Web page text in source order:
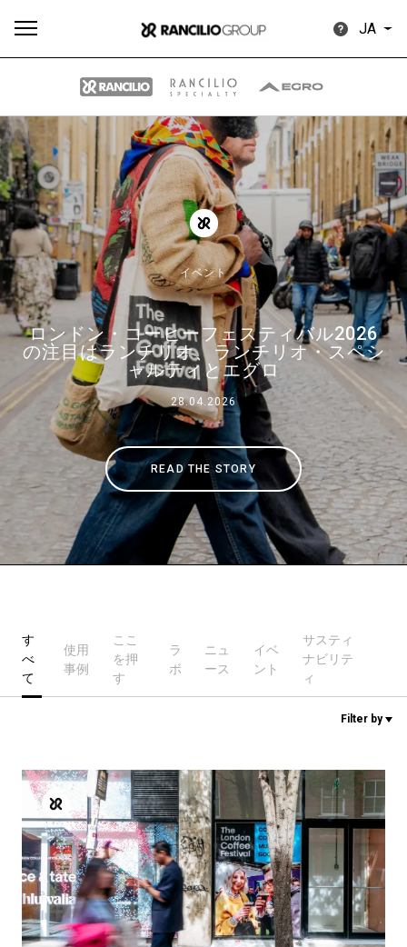
JA
イベント
ロンドン・コーヒーフェスティバル2026
の注目はランチリオ、ランチリオ・スペシ
ャルティとエグロ
28.04.2026
READ THE STORY
す
べ
て
使用
事例
ここ
を押
す
ラ
ボ
ニュ
ース
イベ
ント
サスティ
ナビリテ
ィ
Filter by
す
べ
て
製品
情報
ニュ
ース
ダウン
ロード
もっ
と見
Our brands
グループ
ニュース
歴史
サスティナビリティ
お問い合わせ
プライバシーポリシー